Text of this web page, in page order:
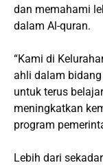
dan memahami
dalam Al-quran.
“Kami di
ahli dalam
untuk terus
meningkatkan
program
Lebih dari